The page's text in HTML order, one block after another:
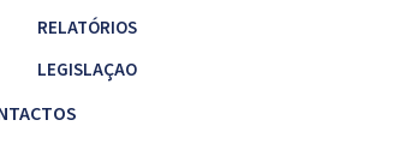
RELATÓRIOS
LEGISLAÇAO